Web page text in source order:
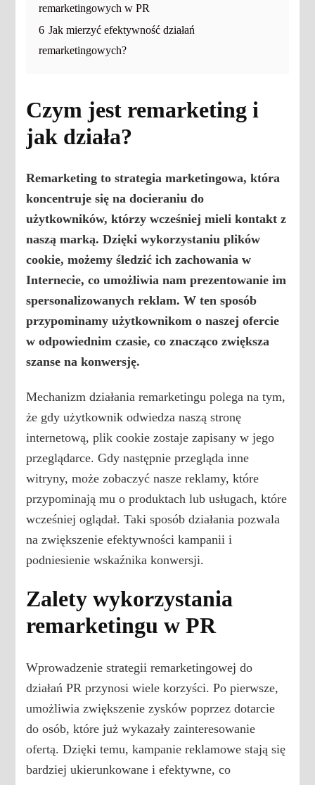
remarketingowych w PR
6 Jak mierzyć efektywność działań
remarketingowych?
Czym jest remarketing i
jak działa?
Remarketing to strategia marketingowa, która
koncentruje się na docieraniu do
użytkowników, którzy wcześniej mieli kontakt z
naszą marką. Dzięki wykorzystaniuplików
cookie, możemy śledzić ich zachowania w
Internecie, co umożliwia nam prezentowanie im
spersonalizowanych reklam. W ten sposób
przypominamy użytkownikom o naszej ofercie
w odpowiednim czasie, co znacząco zwiększa
szanse na konwersję.
Mechanizm działania remarketingu polega na tym,
że gdy użytkownik odwiedza naszą stronę
internetową, plik cookie zostaje zapisany w jego
przeglądarce. Gdy następnie przegląda inne
witryny, może zobaczyć nasze reklamy, które
przypominają mu o produktach lub usługach, które
wcześniej oglądał. Taki sposób działania pozwala
na zwiększenie efektywności kampanii i
podniesienie wskaźnika konwersji.
Zalety wykorzystania
remarketingu w PR
Wprowadzenie strategii remarketingowej do
działań PR przynosi wiele korzyści. Po pierwsze,
umożliwia zwiększenie zysków poprzez dotarcie
do osób, które już wykazały zainteresowanie
ofertą. Dzięki temu, kampanie reklamowe stają się
bardziej ukierunkowane i efektywne, co